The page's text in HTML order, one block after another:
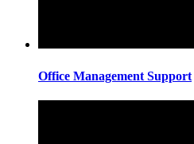
Office Management Support